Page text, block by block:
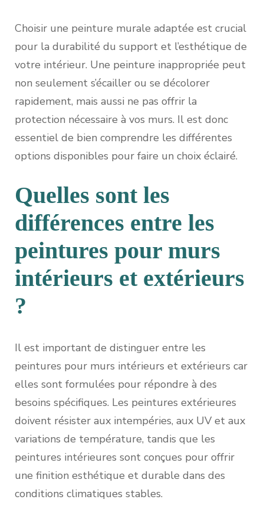
Choisir une peinture murale adaptée est crucial
pour la durabilité du support et l’esthétique de
votre intérieur. Une peinture inappropriée peut
non seulement s’écailler ou se décolorer
rapidement, mais aussi ne pas offrir la
protection nécessaire à vos murs. Il est donc
essentiel de bien comprendre les différentes
options disponibles pour faire un choix éclairé.
Quelles sont les
différences entre les
peintures pour murs
intérieurs et extérieurs
?
Il est important de distinguer entre les
peintures pour murs intérieurs et extérieurs car
elles sont formulées pour répondre à des
besoins spécifiques. Les peintures extérieures
doivent résister aux intempéries, aux UV et aux
variations de température, tandis que les
peintures intérieures sont conçues pour offrir
une finition esthétique et durable dans des
conditions climatiques stables.